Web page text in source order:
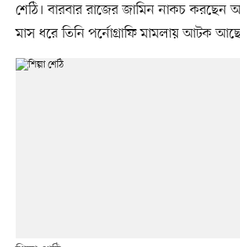
শেঠি। বারবার রাজের জামিন নাকচ করছেন
মাস ধরে তিনি পর্নোগ্রাফি মামলায় আটক